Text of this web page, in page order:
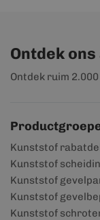
Ontdek
Ontdek ruim
Kunststof
Kunststof
Kunststof
Kunststof
Kunststof